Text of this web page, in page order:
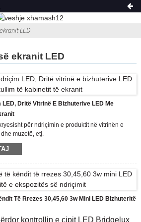
LED
ekranit LED
Dritë Vitrinë E Bizhuterive LED Me
për ndriçimin e produktit në vitrinën e
muzetë, etj.
4500K/6500K
e çipit LED XPE CREE për të projektuar
bizhuterive të banakut, orën inteligjente dhe
e lehtë dhe e qetë të instalohet
një atmosferë me shkëlqim të ndritshëm
e më shumë njerëzve.
Të Rrezes 30,45,60 3w Mini LED Bizhuteritë
kontrollin e çipit LED Bridgelux